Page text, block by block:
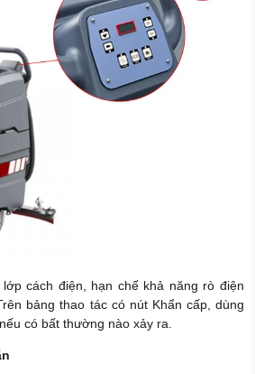
cách điện, hạn chế khả năng rò điện
bảng thao tác có nút Khẩn cấp, dùng
có bất thường nào xảy ra.